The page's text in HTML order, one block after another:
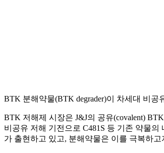
BTK 분해약물(BTK degrader)이 차세대 비
BTK 저해제 시장은 J&J의 공유(covalent)
비공유 저해 기전으로 C481S 등 기존 약물의
가 출현하고 있고, 분해약물은 이를 극복하